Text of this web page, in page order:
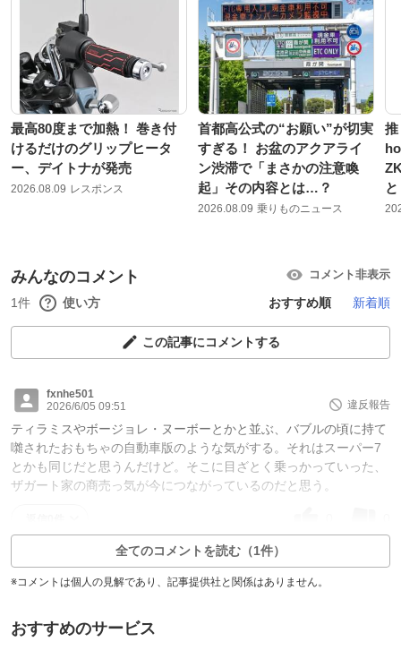
最高80度まで加熱！ 巻き付
けるだけのグリップヒータ
ー、デイトナが発売
2026.08.09 レスポンス
首都高公式の“お願い”が切実
すぎる！ お盆のアクアライ
ン渋滞で「まさかの注意喚
起」その内容とは…？
2026.08.09 乗りものニュース
みんなのコメント コメント非表示
1件 使い方 おすすめ順 新着順
この記事にコメントする
fxnhe501
2026/6/05 09:51
違反報告
ティラミスやボージョレ・ヌーボーとかと並ぶ、バブルの頃に持て
囃されたおもちゃの自動車版のような気がする。それはスーパー7
とかも同じだと思うんだけど。そこに目ざとく乗っかっていった、
ザガート家の商売っ気が今につながっているのだと思う。
全てのコメントを読む（1件）
※コメントは個人の見解であり、記事提供社と関係はありません。
おすすめのサービス